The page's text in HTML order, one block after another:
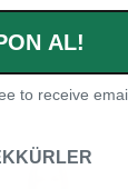
AL!
to receive